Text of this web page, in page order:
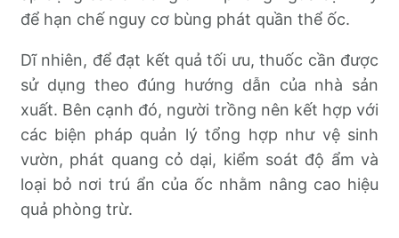
để hạn chế nguy cơ bùng phát quần thể ốc.
Dĩ nhiên, để đạt kết quả tối ưu, thuốc cần được
sử dụng theo đúng hướng dẫn của nhà sản
xuất. Bên cạnh đó, người trồng nên kết hợp với
các biện pháp quản lý tổng hợp như vệ sinh
vườn, phát quang cỏ dại, kiểm soát độ ẩm và
loại bỏ nơi trú ẩn của ốc nhằm nâng cao hiệu
quả phòng trừ.